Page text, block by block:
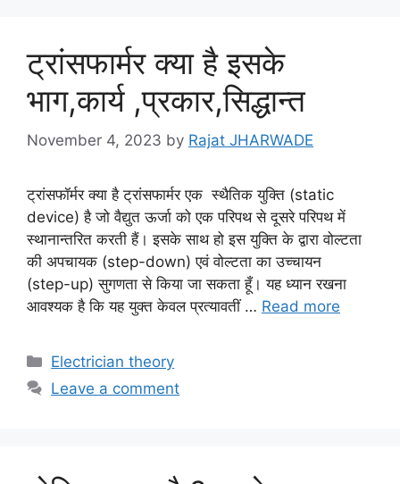
ट्रांसफार्मर क्या है इसके
भाग,कार्य ,प्रकार,सिद्धान्त
November 4, 2023 by Rajat JHARWADE
ट्रांसफॉर्मर क्या है ट्रांसफार्मर एक स्थैतिक युक्ति (static
device) है जो वैद्युत ऊर्जा को एक परिपथ से दूसरे परिपथ में
स्थानान्तरित करती हैं। इसके साथ हो इस युक्ति के द्वारा वोल्टता
की अपचायक (step-down) एवं वोल्टता का उच्चायन
(step-up) सुगणता से किया जा सकता हूँ। यह ध्यान रखना
आवश्यक है कि यह युक्त केवल प्रत्यावतीं … Read more
Categories
Electrician theory
Leave a comment